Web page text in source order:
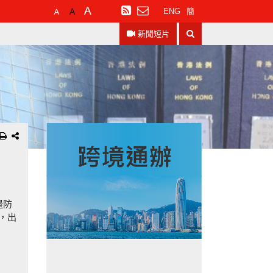
預
設
體
大
小
較
大
字
體
最
大
字
體
訂
閱
RSS
ENG 簡
新聞短片
尋
防
出